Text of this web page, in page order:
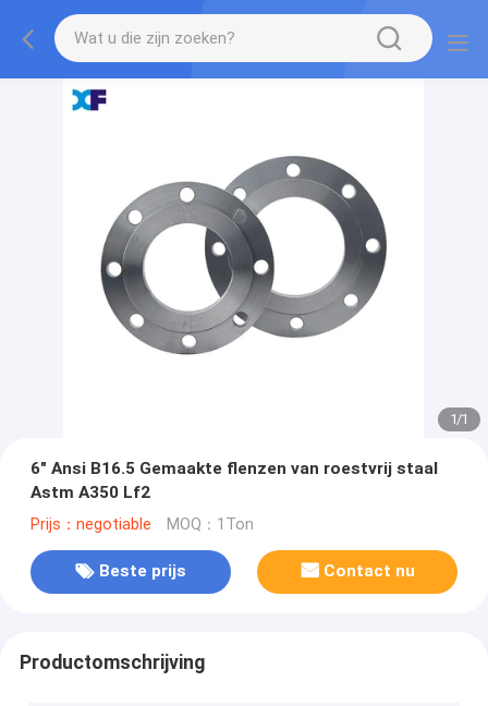
1/1
6" Ansi B16.5 Gemaakte flenzen van roestvrij staal
Astm A350 Lf2
Prijs：negotiable MOQ：1Ton
Beste prijs Contact nu
Productomschrijving